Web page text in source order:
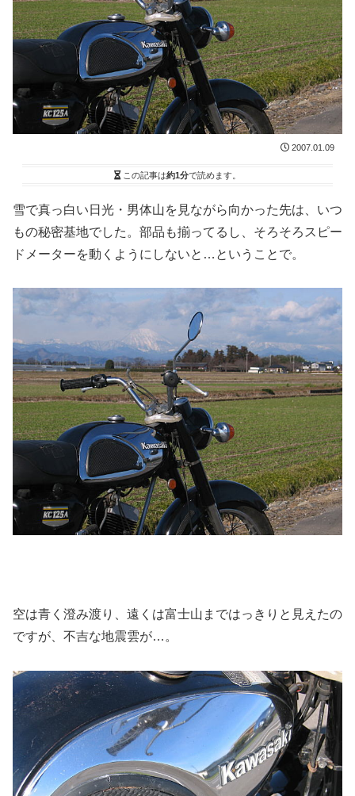
2007.01.09
この記事は約1分で読めます。
雪で真っ白い日光・男体山を見ながら向かった先は、いつ
もの秘密基地でした。部品も揃ってるし、そろそろスピー
ドメーターを動くようにしないと…ということで。
空は青く澄み渡り、遠くは富士山まではっきりと見えたの
ですが、不吉な地震雲が…。